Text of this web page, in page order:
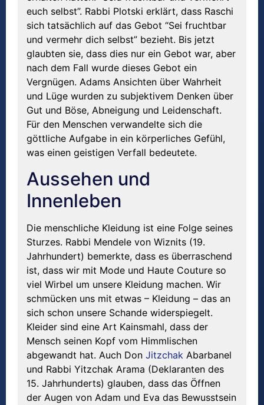
euch selbst”. Rabbi Plotski erklärt, dass Raschi
sich tatsächlich auf das Gebot “Sei fruchtbar
und vermehr dich selbst” bezieht. Bis jetzt
glaubten sie, dass dies nur ein Gebot war, aber
nach dem Fall wurde dieses Gebot ein
Vergnügen. Adams Ansichten über Wahrheit
und Lüge wurden zu subjektivem Denken über
Gut und Böse, Abneigung und Leidenschaft.
Für den Menschen verwandelte sich die
göttliche Aufgabe in ein körperliches Gefühl,
was einen geistigen Verfall bedeutete.
Aussehen und
Innenleben
Die menschliche Kleidung ist eine Folge seines
Sturzes. Rabbi Mendele von Wiznits (19.
Jahrhundert) bemerkte, dass es überraschend
ist, dass wir mit Mode und Haute Couture so
viel Wirbel um unsere Kleidung machen. Wir
schmücken uns mit etwas – Kleidung – das an
sich schon unsere Schande widerspiegelt.
Kleider sind eine Art Kainsmahl, dass der
Mensch seinen Kopf vom Himmlischen
abgewandt hat. Auch Don Jitzchak Abarbanel
und Rabbi Yitzchak Arama (Deklaranten des
15. Jahrhunderts) glauben, dass das Öffnen
der Augen von Adam und Eva das Bewusstsein